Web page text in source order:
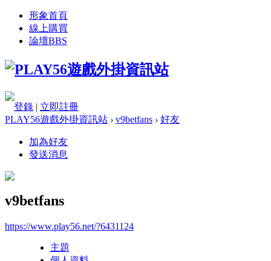
形象首頁
線上購買
論壇BBS
登錄 | 立即註冊
PLAY56遊戲外掛資訊站 › v9betfans › 好友
加為好友
發送消息
v9betfans
https://www.play56.net/?6431124
主題